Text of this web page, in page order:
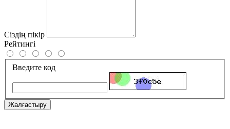
Сіздің пікір
Рейтингі
Введите код
Жалғастыру